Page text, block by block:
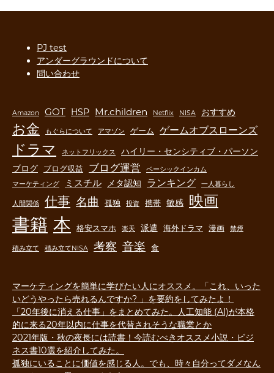
PJ test
アンダーグラウンドについて
問い合わせ
Amazon GOT HSP Mr.children Netflix NISA おすすめ
お金 もぐらについて アマゾン ゲーム ゲームオブスローンズ
ドラマ ネットフリックス
ハイリー・センシティブ・パーソン
ブログ
ブログ収益 ブログ運営
ベーシックインカム
マーケティング
ミスチル メタ認知 ランキング 一人暮らし
人間関係 仕事 名曲 孤独 投資 携帯 敏感 映画
書籍 本 格安スマホ 楽天 派遣 海外ドラマ 漫画 禁煙
積み立て 積み立てNISA 考察 音楽 食
マーケティングを簡単に学びたい人にオススメ。「これ、いった
いどうやったら売れるんですか? 」を要約をしてみたよ！
「20年後に消える仕事」をまとめてみた。人工知能 (AI)が本格
的に来る20年以内に仕事を代替されそうな職業とか
2021年版・秋の夜長には読書！今読むべきオススメ小説・ビジ
ネス書10選を紹介してみた。
孤独にいることに価値を感じる人。でも、時々自分ってダメなん